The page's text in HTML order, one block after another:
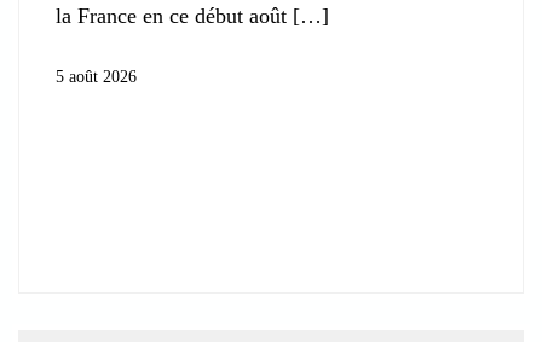
la France en ce début août
5 août 2026